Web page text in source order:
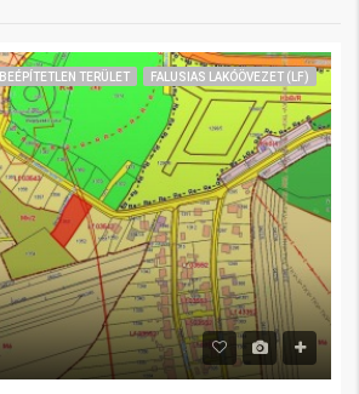
BEÉPÍTETLEN TERÜLET FALUSIAS LAKÓÖVEZET (LF)